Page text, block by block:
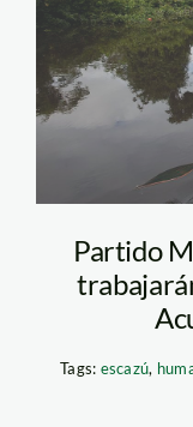
Partido
Tags: escazú,